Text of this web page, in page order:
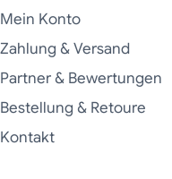
Mein Konto
Zahlung & Versand
Partner & Bewertungen
Bestellung & Retoure
Kontakt